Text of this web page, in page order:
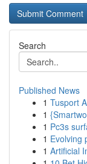
Search
Published News
1 Tusport
1
1 Pc3s
1 Evolving
1 Artificial